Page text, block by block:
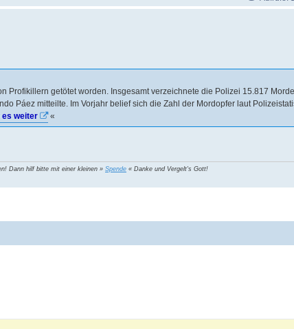
Profikillern getötet worden. Insgesamt verzeichnete die Polizei 15.817
Páez mitteilte. Im Vorjahr belief sich die Zahl der Mordopfer laut
es weiter «
Dann hilf bitte mit einer kleinen » Spende « Danke und Vergelt's Gott!